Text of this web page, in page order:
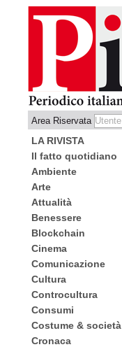
Area Riservata
LA RIVISTA
Il fatto quotidiano
Ambiente
Arte
Attualità
Benessere
Blockchain
Cinema
Comunicazione
Cultura
Controcultura
Consumi
Costume & società
Cronaca